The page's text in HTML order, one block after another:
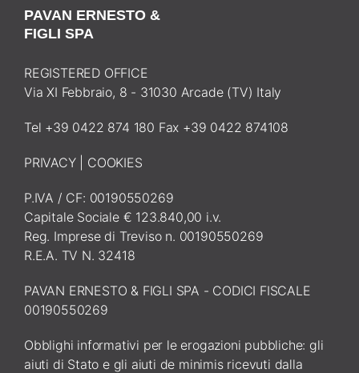
PAVAN ERNESTO &
FIGLI SPA
REGISTERED OFFICE
Via XI Febbraio, 8 - 31030 Arcade (TV) Italy
Tel +39 0422 874 180 Fax +39 0422 874108
PRIVACY| COOKIES
P.IVA / CF: 00190550269
Capitale Sociale € 123.840,00 i.v.
Reg. Imprese di Treviso n. 00190550269
R.E.A. TV N. 32418
PAVAN ERNESTO & FIGLI SPA - CODICI FISCALE
00190550269
Obblighi informativi per le erogazioni pubbliche: gli
aiuti di Stato e gli aiuti de minimis ricevuti dalla